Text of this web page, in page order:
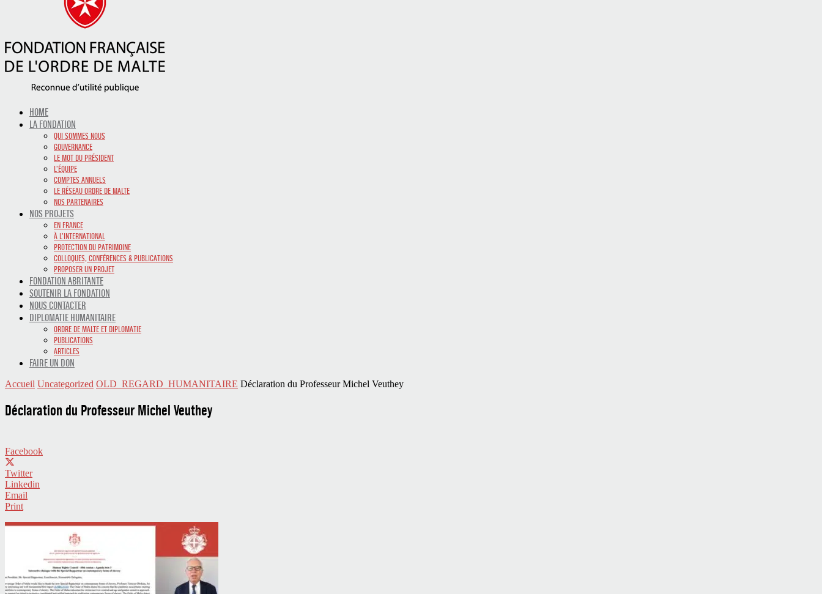
HOME
LA FONDATION
QUI SOMMES NOUS
GOUVERNANCE
LE MOT DU PRÉSIDENT
L’ÉQUIPE
COMPTES ANNUELS
LE RÉSEAU ORDRE DE MALTE
NOS PARTENAIRES
NOS PROJETS
EN FRANCE
À L’INTERNATIONAL
PROTECTION DU PATRIMOINE
COLLOQUES, CONFÉRENCES & PUBLICATIONS
PROPOSER UN PROJET
FONDATION ABRITANTE
SOUTENIR LA FONDATION
NOUS CONTACTER
DIPLOMATIE HUMANITAIRE
ORDRE DE MALTE ET DIPLOMATIE
PUBLICATIONS
ARTICLES
FAIRE UN DON
Accueil Uncategorized OLD_REGARD_HUMANITAIRE Déclaration du Professeur Michel Veuthey
Déclaration du Professeur Michel Veuthey
Facebook
Twitter
Linkedin
Email
Print